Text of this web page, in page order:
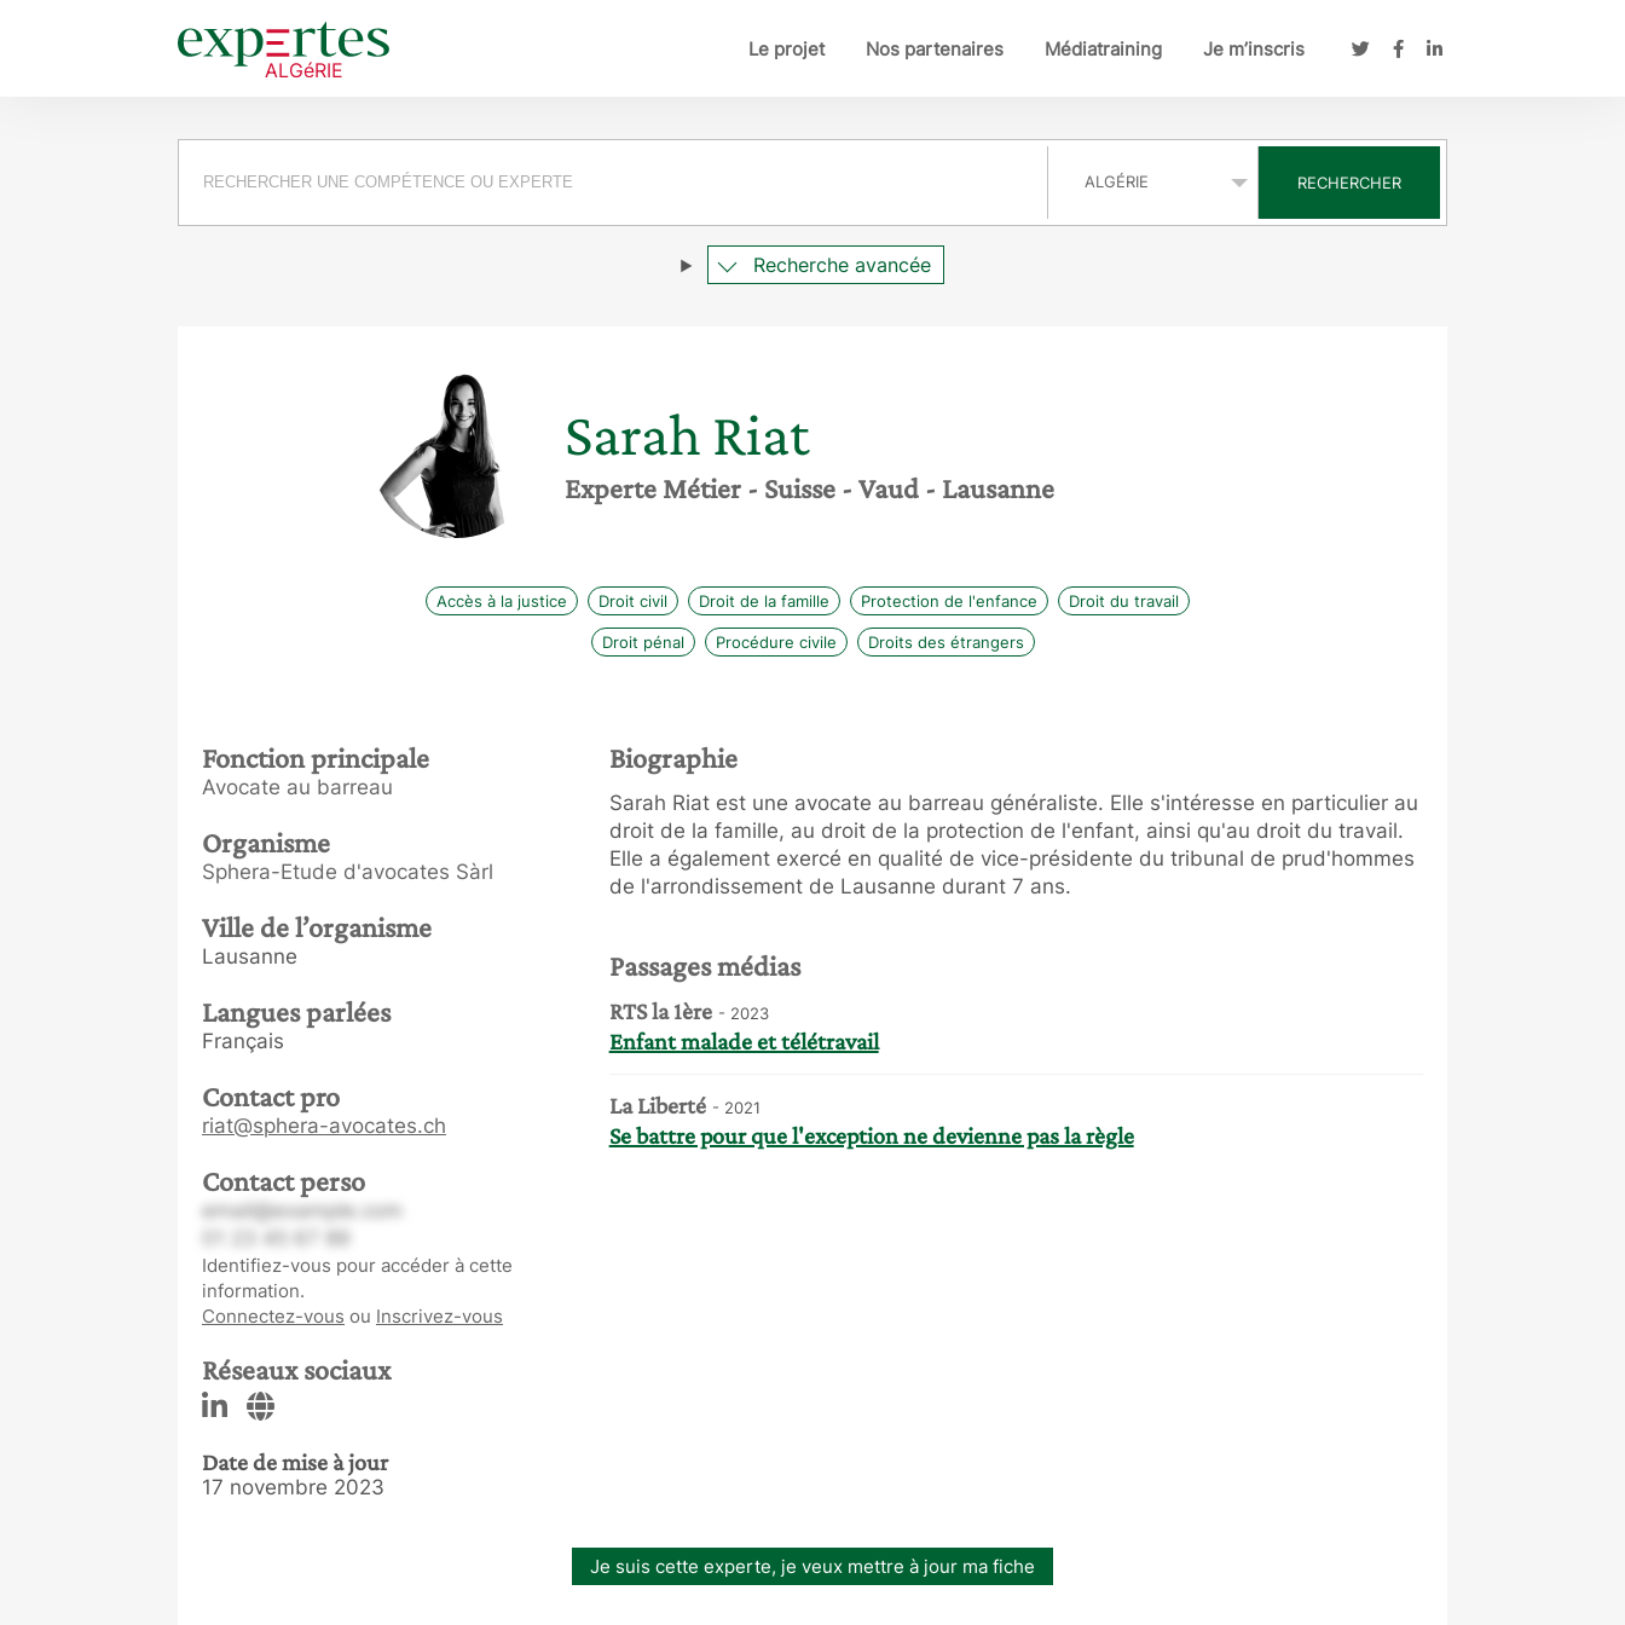
Le projet Nos partenaires Médiatraining Je m’inscris
Requête RECHERCHER
Recherche avancée
Sarah Riat
Experte Métier - Suisse - Vaud - Lausanne
Accès à la justice Droit civil Droit de la famille Protection de l'enfance Droit du travail
Droit pénal Procédure civile Droits des étrangers
Fonction principale
Avocate au barreau
Organisme
Sphera-Etude d'avocates Sàrl
Ville de l’organisme
Lausanne
Langues parlées
Français
Contact pro
riat@sphera-avocates.ch
Contact perso
email@example.com
Identifiez-vous pour accéder à cette
information.
Connectez-vous ou Inscrivez-vous
Réseaux sociaux
Date de mise à jour
17 novembre 2023
Biographie
Sarah Riat est une avocate au barreau généraliste. Elle s'intéresse en particulier au
droit de la famille, au droit de la protection de l'enfant, ainsi qu'au droit du travail.
Elle a également exercé en qualité de vice-présidente du tribunal de prud'hommes
de l'arrondissement de Lausanne durant 7 ans.
Passages médias
RTS la 1ère - 2023
Enfant malade et télétravail
La Liberté - 2021
Se battre pour que l'exception ne devienne pas la règle
Je suis cette experte, je veux mettre à jour ma fiche